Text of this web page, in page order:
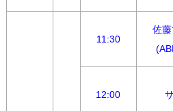
11:30
佐
12:00